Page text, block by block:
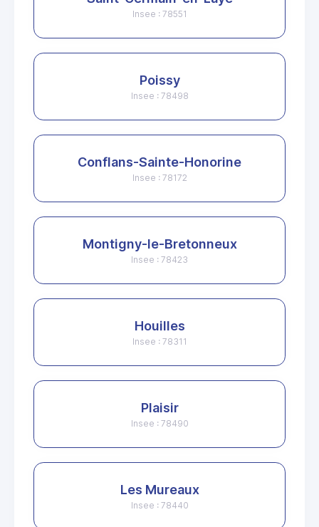
Insee : 78551
Poissy
Insee : 78498
Conflans-Sainte-Honorine
Insee : 78172
Montigny-le-Bretonneux
Insee : 78423
Houilles
Insee : 78311
Plaisir
Insee : 78490
Les Mureaux
Insee : 78440